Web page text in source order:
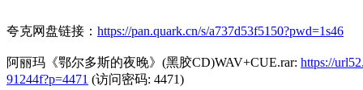
夸克网盘链接： https://pan.quark.cn/s/a737d53f5150?pwd=1s46
阿丽玛《鄂尔多斯的夜晚》(黑胶CD)WAV+CUE.rar: https://
91244f?p=4471 (访问密码: 4471)